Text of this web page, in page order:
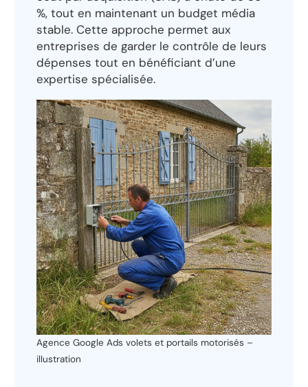
%, tout en maintenant un budget média
stable. Cette approche permet aux
entreprises de garder le contrôle de leurs
dépenses tout en bénéficiant d’une
expertise spécialisée.
Agence Google Ads volets et portails motorisés –
illustration